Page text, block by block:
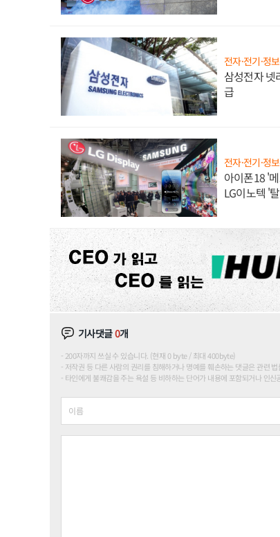
전자·전기·정
삼성전자 넷
급
전자·전기·정
아이폰18 '
LG이노텍 '
기사댓글0개
200자까지 쓰실 수 있습니다. (현재 0 byte / 최대 400byte)
저작권 등 다른 사람의 권리를 침해하거나 명예를 훼손하는 댓글은 관련
타인에게 불쾌감을 주는 욕설 등 비하하는 단어가 내용에 포함되거나 인